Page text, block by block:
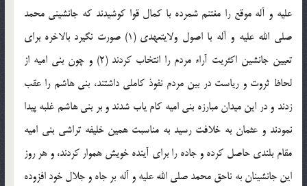
عليه و آله موقع را مغتنم شمرده با كمال قوا كوشيدند كه جانشينى محمد
صلى الله عليه و آله با اصول ولايتعهدى (1) صورت نگيرد بالاخره براى
تعيين جانشين اكثريت آراء مردم را انتخاب كردند (2) و چون بنى اميه از
لحاظ ثروت و رياست در بين مردم نفوذ كاملى داشتند، بنى هاشم را عقب
زدند و در اين ميدان مبارزه بنى اميه كام ياب شدند و بر بنى هاشم غلبه پيدا
نمودند و عثمان به خلافت رسيد به مناسبت همين خليفه تراشى بنى اميه
مقام بلندى حاصل كرده و جاده را براى آينده خويش هموار كردند، و هر روز
اين جانشينان به ناحق محمد صلى الله عليه و آله بر جاه و جلال خود افزوده